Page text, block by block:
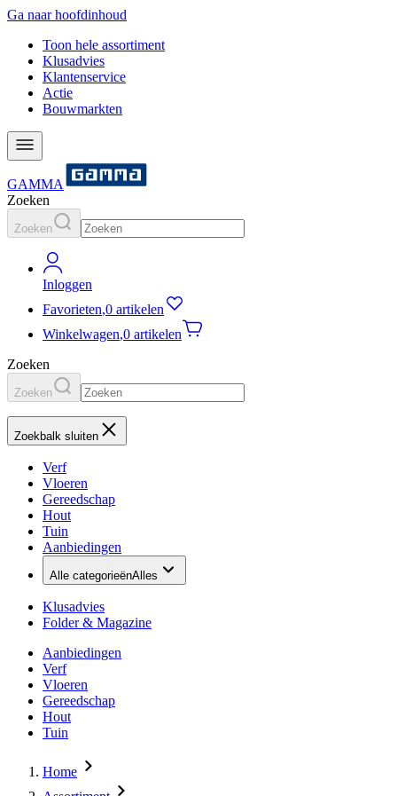
Ga naar hoofdinhoud
Toon hele assortiment
Klusadvies
Klantenservice
Actie
Bouwmarkten
GAMMA
Zoeken
Zoeken
Inloggen
Favorieten,0 artikelen
Winkelwagen,0 artikelen
Zoeken
Zoeken
Zoekbalk sluiten
Verf
Vloeren
Gereedschap
Hout
Tuin
Aanbiedingen
Alle categorieënAlles
Klusadvies
Folder & Magazine
Aanbiedingen
Verf
Vloeren
Gereedschap
Hout
Tuin
Home